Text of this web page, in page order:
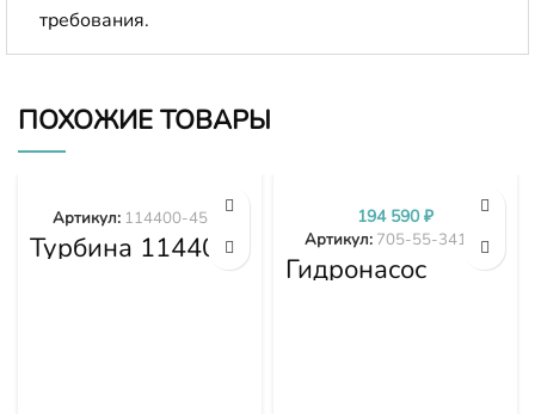
требования.
ПОХОЖИЕ ТОВАРЫ
Турбина 114400-
4577
Артикул: 114400-4577
Гидронасос
Komatsu WA380-
Артикул: 705-55-34190
194 590₽